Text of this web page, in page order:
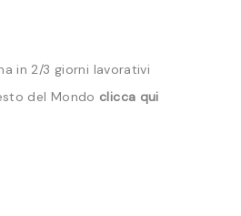
in 2/3 giorni lavorativi
del Mondo clicca qui